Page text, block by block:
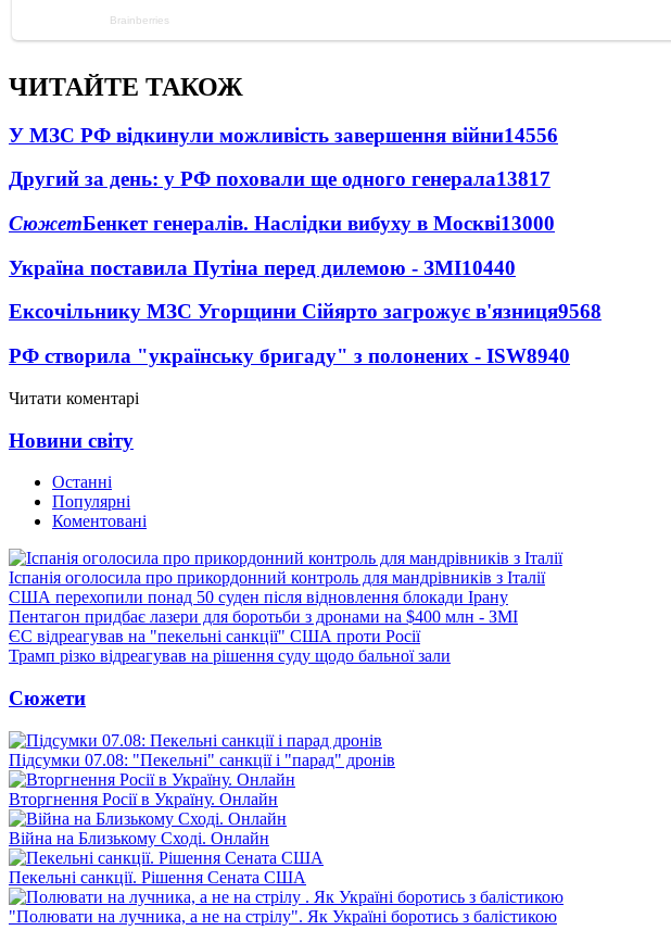
ЧИТАЙТЕ ТАКОЖ
У МЗС РФ відкинули можливість завершення війни14556
Другий за день: у РФ поховали ще одного генерала13817
СюжетБенкет генералів. Наслідки вибуху в Москві13000
Україна поставила Путіна перед дилемою - ЗМІ10440
Ексочільнику МЗС Угорщини Сійярто загрожує в'язниця9568
РФ створила "українську бригаду" з полонених - ISW8940
Читати коментарі
Новини світу
Останні
Популярні
Коментовані
Іспанія оголосила про прикордонний контроль для мандрівників з Італії
США перехопили понад 50 суден після відновлення блокади Ірану
Пентагон придбає лазери для боротьби з дронами на $400 млн - ЗМІ
ЄС відреагував на "пекельні санкції" США проти Росії
Трамп різко відреагував на рішення суду щодо бальної зали
Сюжети
Підсумки 07.08: "Пекельні" санкції і "парад" дронів
Вторгнення Росії в Україну. Онлайн
Війна на Близькому Сході. Онлайн
Пекельні санкції. Рішення Сената США
"Полювати на лучника, а не на стрілу". Як Україні боротись з балістикою